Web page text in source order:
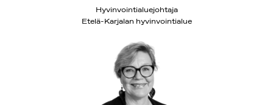
Hyvinvointialuejohtaja
Etelä-Karjalan hyvinvointialue